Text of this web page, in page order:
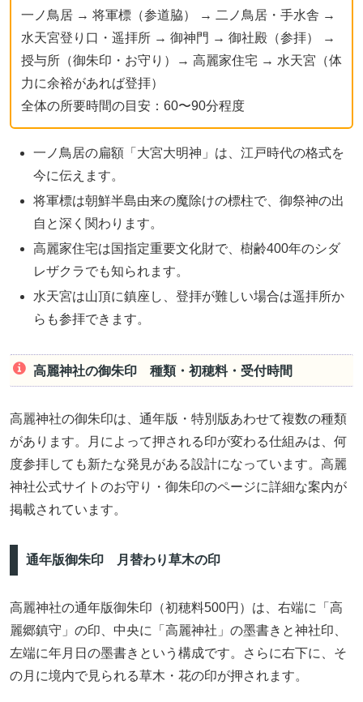
一ノ鳥居 → 将軍標（参道脇） → 二ノ鳥居・手水舎 →
水天宮登り口・遥拝所 → 御神門 → 御社殿（参拝） →
授与所（御朱印・お守り）→ 高麗家住宅 → 水天宮（体
力に余裕があれば登拝）
全体の所要時間の目安：60〜90分程度
一ノ鳥居の扁額「大宮大明神」は、江戸時代の格式を
今に伝えます。
将軍標は朝鮮半島由来の魔除けの標柱で、御祭神の出
自と深く関わります。
高麗家住宅は国指定重要文化財で、樹齢400年のシダ
レザクラでも知られます。
水天宮は山頂に鎮座し、登拝が難しい場合は遥拝所か
らも参拝できます。
高麗神社の御朱印 種類・初穂料・受付時間
高麗神社の御朱印は、通年版・特別版あわせて複数の種類
があります。月によって押される印が変わる仕組みは、何
度参拝しても新たな発見がある設計になっています。高麗
神社公式サイトのお守り・御朱印のページに詳細な案内が
掲載されています。
通年版御朱印 月替わり草木の印
高麗神社の通年版御朱印（初穂料500円）は、右端に「高
麗郷鎮守」の印、中央に「高麗神社」の墨書きと神社印、
左端に年月日の墨書きという構成です。さらに右下に、そ
の月に境内で見られる草木・花の印が押されます。